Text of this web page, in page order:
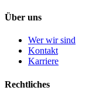
Über uns
Wer wir sind
Kontakt
Karriere
Rechtliches